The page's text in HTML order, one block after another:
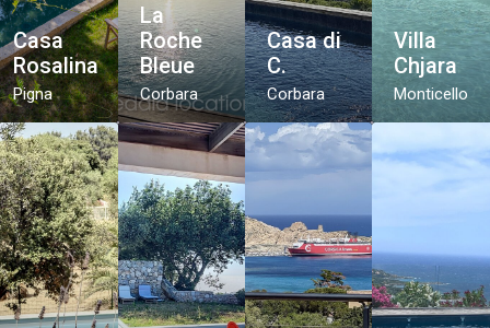
Casa
Rosalina
Pigna
La
Roche
Bleue
Corbara
Casa di
C.
Corbara
Villa
Chjara
Monticello